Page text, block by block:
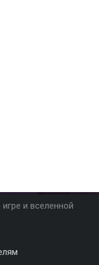
и вселенной